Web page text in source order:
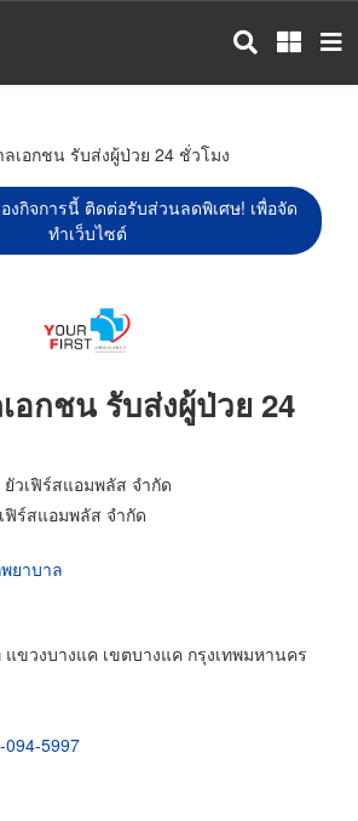
ลเอกชน รับส่งผู้ป่วย 24 ชั่วโมง
งกิจการนี้ ติดต่อรับส่วนลดพิเศษ! เพื่อจัด
ทำเว็บไซต์
อกชน รับส่งผู้ป่วย 24
วเฟิร์สแอมพลัส จำกัด
ฟิร์สแอมพลัส จำกัด
ยาบาล
ขวงบางแค เขตบางแค กรุงเทพมหานคร
094-5997